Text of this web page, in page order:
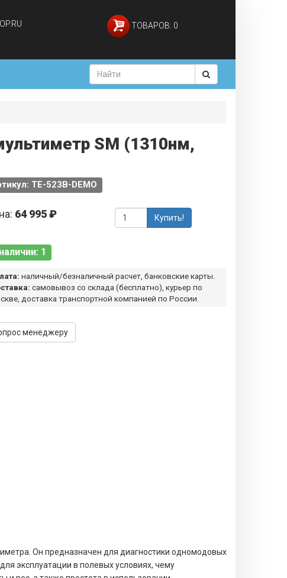
ТОВАРОВ: 0
SM (1310нм,
TE-523B-DEMO
64 995 ₽ Купить!
1
наличный/безналичный расчет, банковские карты.
самовывоз со склада (бесплатно), курьер по
доставка транспортной компанией по России.
менеджеру
Он предназначен для диагностики одномодовых
эксплуатации в полевых условиях, чему